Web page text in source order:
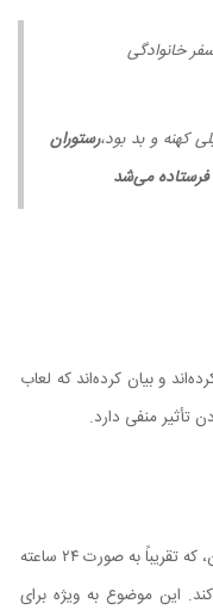
خانوادگی
کهنه و بد بود،رستوران
فرستاده می‌شد
و بیان کرده‌اند که لعاب
تأثیر منفی دارد.
صدای بلند موزیک از محوطه دور هتل و رستوران، که تقریباً به صورت ۲۴ ساعته
این موضوع به ویژه برای